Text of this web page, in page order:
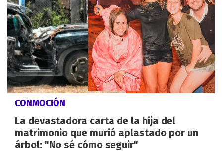
CONMOCIÓN
La devastadora carta de la hija del
matrimonio que murió aplastado por un
árbol: "No sé cómo seguir"